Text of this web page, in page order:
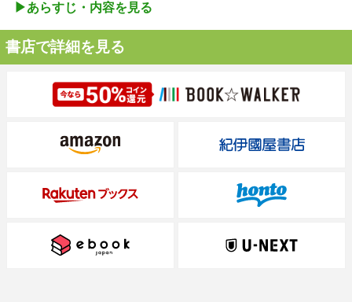
▶︎あらすじ・内容を見る
書店で詳細を見る